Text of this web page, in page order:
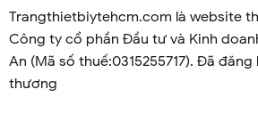
Trangthietbiytehcm.com là website
Công ty cổ phần Đầu tư và Kinh
An (Mã số thuế:0315255717). Đã
thương